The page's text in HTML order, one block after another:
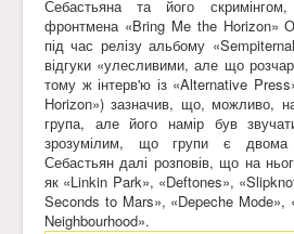
Себастьяна та його
фронтмена «Bring Me the Horizon»
під час релізу альбому
відгуки «улесливими, але що
тому ж інтерв'ю із «Alternative
Horizon») зазначив, що, можливо,
група, але його намір був
зрозумілим, що групи є двома
Себастьян далі розповів, що на
як «Linkin Park», «Deftones»,
Seconds to Mars», «Depeche Mode»,
Neighbourhood».